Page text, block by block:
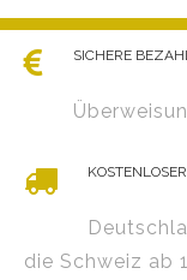
SICHERE
die Schweiz ab